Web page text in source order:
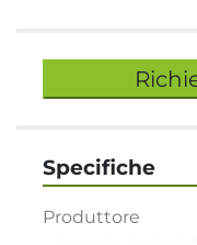
Specifiche
Produttore